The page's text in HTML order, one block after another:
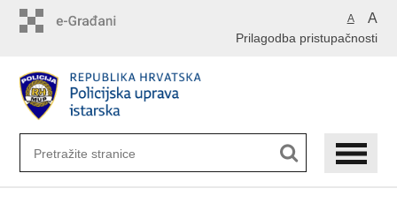
A A
Prilagodba pristupačnosti